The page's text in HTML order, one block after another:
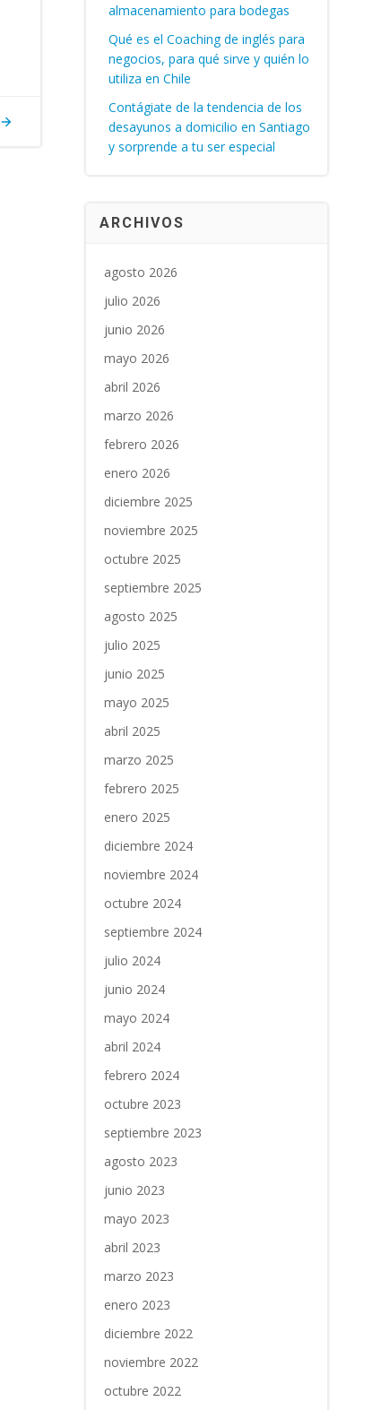
almacenamiento para bodegas
Qué es el Coaching de inglés para
negocios, para qué sirve y quién lo
utiliza en Chile
Contágiate de la tendencia de los
desayunos a domicilio en Santiago
y sorprende a tu ser especial
ARCHIVOS
agosto 2026
julio 2026
junio 2026
mayo 2026
abril 2026
marzo 2026
febrero 2026
enero 2026
diciembre 2025
noviembre 2025
octubre 2025
septiembre 2025
agosto 2025
julio 2025
junio 2025
mayo 2025
abril 2025
marzo 2025
febrero 2025
enero 2025
diciembre 2024
noviembre 2024
octubre 2024
septiembre 2024
julio 2024
junio 2024
mayo 2024
abril 2024
febrero 2024
octubre 2023
septiembre 2023
agosto 2023
junio 2023
mayo 2023
abril 2023
marzo 2023
enero 2023
diciembre 2022
noviembre 2022
octubre 2022